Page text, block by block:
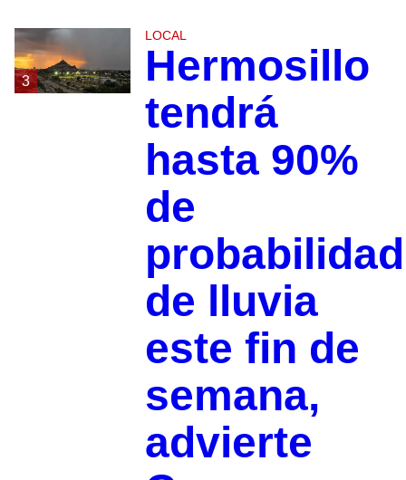
3
LOCAL
Hermosillo
tendrá
hasta 90%
de
probabilidad
de lluvia
este fin de
semana,
advierte